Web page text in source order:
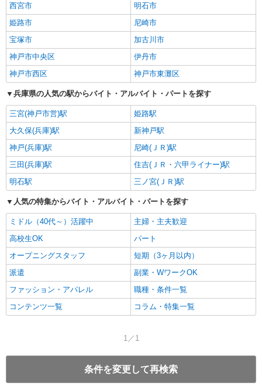
西宮市
明石市
姫路市
尼崎市
宝塚市
加古川市
神戸市中央区
伊丹市
神戸市西区
神戸市東灘区
兵庫県の人気の駅からバイト・アルバイト・パートを探す
三宮(神戸市営)駅
姫路駅
大久保(兵庫)駅
新神戸駅
神戸(兵庫)駅
尼崎(ＪＲ)駅
三田(兵庫)駅
住吉(ＪＲ・六甲ライナー)駅
明石駅
三ノ宮(ＪＲ)駅
人気の特集からバイト・アルバイト・パートを探す
ミドル（40代～）活躍中
主婦・主夫歓迎
高校生OK
パート
オープニングスタッフ
短期（3ヶ月以内）
派遣
副業・WワークOK
ファッション・アパレル
職種・条件一覧
コンテンツ一覧
コラム・特集一覧
1／1
条件を変更して再検索